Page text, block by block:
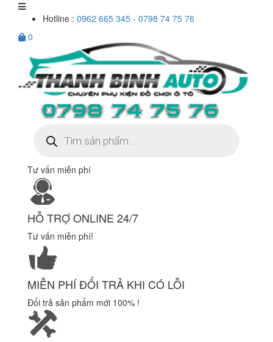
Hotline : 0962 665 345 - 0798 74 75 76
0
kiếm
sản
Tư vấn miễn phí
HỖ TRỢ ONLINE 24/7
Tư vấn miễn phí!
MIỄN PHÍ ĐỔI TRẢ KHI CÓ LỖI
Đổi trả sản phẩm mới 100% !